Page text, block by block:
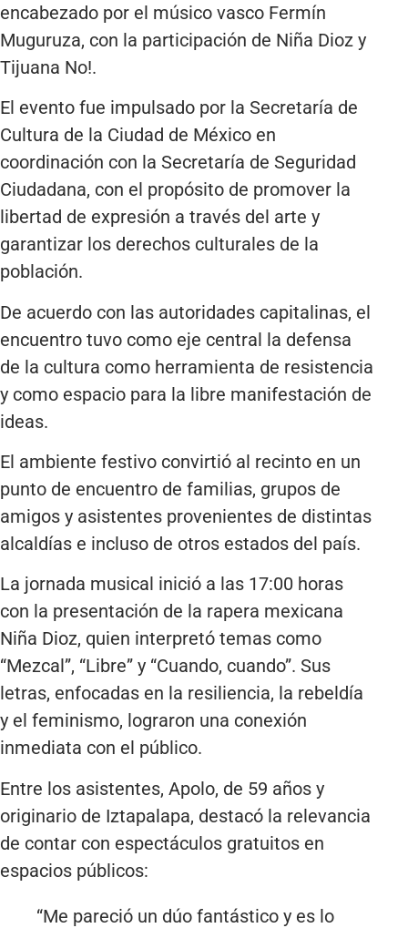
encabezado por el músico vasco Fermín
Muguruza, con la participación de Niña Dioz y
Tijuana No!.
El evento fue impulsado por la Secretaría de
Cultura de la Ciudad de México en
coordinación con la Secretaría de Seguridad
Ciudadana, con el propósito de promover la
libertad de expresión a través del arte y
garantizar los derechos culturales de la
población.
De acuerdo con las autoridades capitalinas, el
encuentro tuvo como eje central la defensa
de la cultura como herramienta de resistencia
y como espacio para la libre manifestación de
ideas.
El ambiente festivo convirtió al recinto en un
punto de encuentro de familias, grupos de
amigos y asistentes provenientes de distintas
alcaldías e incluso de otros estados del país.
La jornada musical inició a las 17:00 horas
con la presentación de la rapera mexicana
Niña Dioz, quien interpretó temas como
“Mezcal”, “Libre” y “Cuando, cuando”. Sus
letras, enfocadas en la resiliencia, la rebeldía
y el feminismo, lograron una conexión
inmediata con el público.
Entre los asistentes, Apolo, de 59 años y
originario de Iztapalapa, destacó la relevancia
de contar con espectáculos gratuitos en
espacios públicos:
“Me pareció un dúo fantástico y es lo